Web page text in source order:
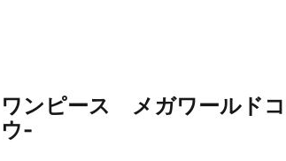
ワンピース メガワールド
ウ-